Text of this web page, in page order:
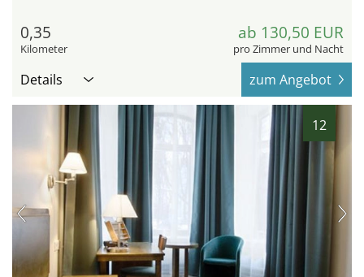
0,35
Kilometer
ab 130,50 EUR
pro Zimmer und Nacht
Details zum Angebot
12